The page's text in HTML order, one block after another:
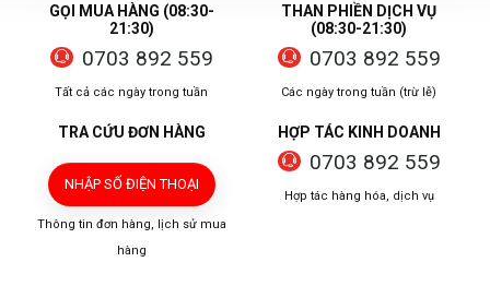
GỌI MUA HÀNG (08:30-
21:30)
0703 892 559
Tất cả các ngày trong tuần
THAN PHIỀN DỊCH VỤ
(08:30-21:30)
0703 892 559
Các ngày trong tuần (trừ lễ)
TRA CỨU ĐƠN HÀNG
NHẬP SỐ ĐIỆN THOẠI
Thông tin đơn hàng, lịch sử mua
hàng
HỢP TÁC KINH DOANH
0703 892 559
Hợp tác hàng hóa, dịch vụ